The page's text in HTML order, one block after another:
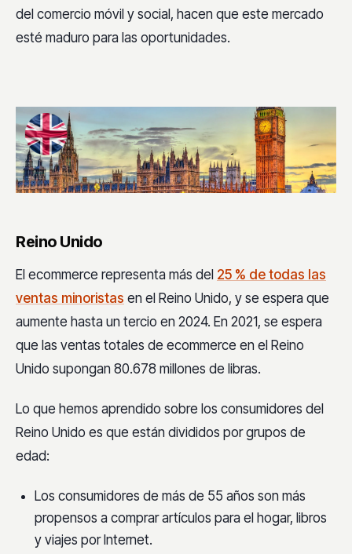
del comercio móvil y social, hacen que este mercado
esté maduro para las oportunidades.
Reino Unido
El ecommerce representa más del 25 % de todas las
ventas minoristas en el Reino Unido, y se espera que
aumente hasta un tercio en 2024. En 2021, se espera
que las ventas totales de ecommerce en el Reino
Unido supongan 80.678 millones de libras.
Lo que hemos aprendido sobre los consumidores del
Reino Unido es que están divididos por grupos de
edad:
Los consumidores de más de 55 años son más
propensos a comprar artículos para el hogar, libros
y viajes por Internet.